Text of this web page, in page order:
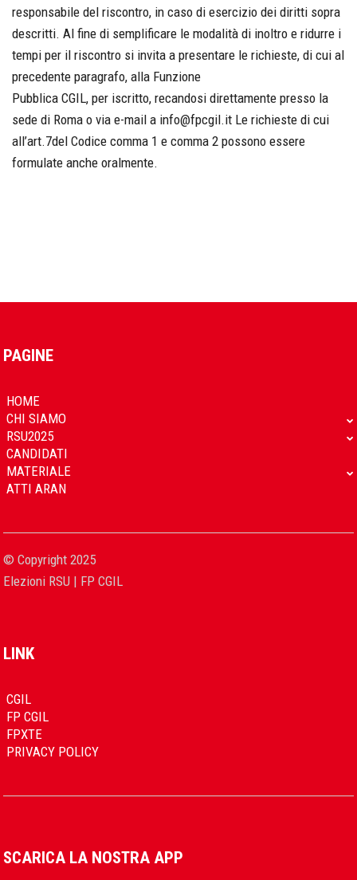
responsabile del riscontro, in caso di esercizio dei diritti sopra
descritti. Al fine di semplificare le modalità di inoltro e ridurre i
tempi per il riscontro si invita a presentare le richieste, di cui al
precedente paragrafo, alla Funzione
Pubblica CGIL, per iscritto, recandosi direttamente presso la
sede di Roma o via e-mail a info@fpcgil.it Le richieste di cui
all’art.7del Codice comma 1 e comma 2 possono essere
formulate anche oralmente.
PAGINE
HOME
CHI SIAMO
RSU2025
CANDIDATI
MATERIALE
ATTI ARAN
© Copyright 2025
Elezioni RSU | FP CGIL
LINK
CGIL
FP CGIL
FPXTE
PRIVACY POLICY
SCARICA LA NOSTRA APP